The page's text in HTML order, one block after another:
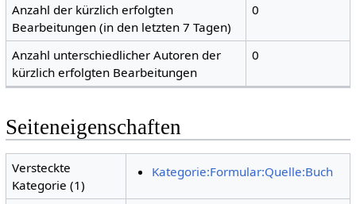
Anzahl der kürzlich erfolgten
Bearbeitungen (in den letzten 7 Tagen)
0
Anzahl unterschiedlicher Autoren der
kürzlich erfolgten Bearbeitungen
0
Seiteneigenschaften
Versteckte
Kategorie (1)
Kategorie:Formular:Quelle:Buch